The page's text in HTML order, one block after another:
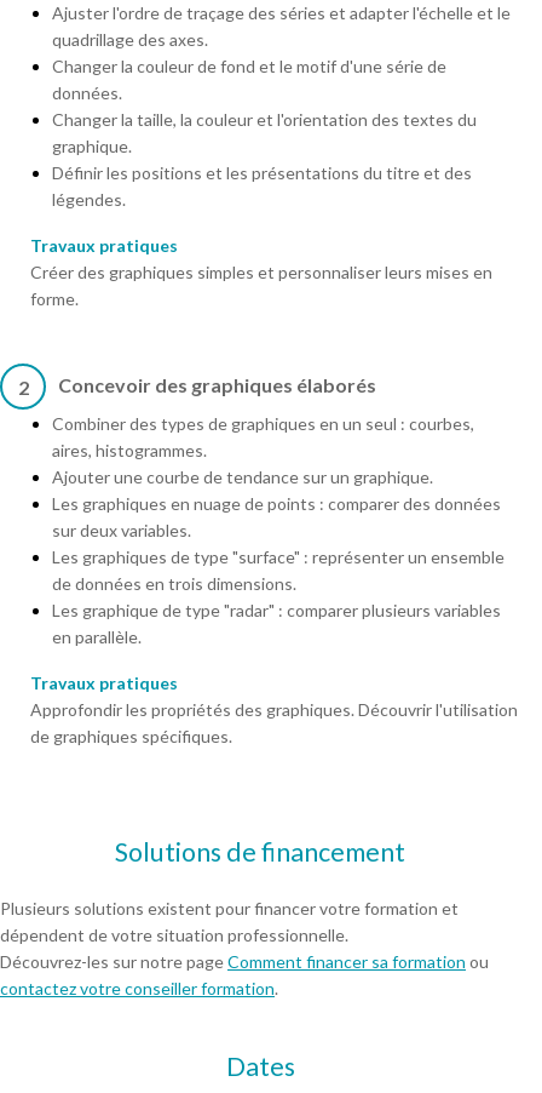
Ajuster l'ordre de traçage des séries et adapter l'échelle et le
quadrillage des axes.
Changer la couleur de fond et le motif d'une série de
données.
Changer la taille, la couleur et l'orientation des textes du
graphique.
Définir les positions et les présentations du titre et des
légendes.
Travaux pratiques
Créer des graphiques simples et personnaliser leurs mises en
forme.
2 Concevoir des graphiques élaborés
Combiner des types de graphiques en un seul : courbes,
aires, histogrammes.
Ajouter une courbe de tendance sur un graphique.
Les graphiques en nuage de points : comparer des données
sur deux variables.
Les graphiques de type "surface" : représenter un ensemble
de données en trois dimensions.
Les graphique de type "radar" : comparer plusieurs variables
en parallèle.
Travaux pratiques
Approfondir les propriétés des graphiques. Découvrir l'utilisation
de graphiques spécifiques.
Solutions de financement
Plusieurs solutions existent pour financer votre formation et
dépendent de votre situation professionnelle.
Découvrez-les sur notre pageComment financer sa formation ou
contactez votre conseiller formation.
Dates